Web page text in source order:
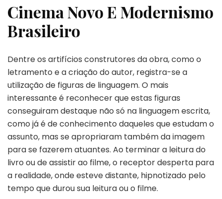
Cinema Novo E Modernismo
Brasileiro
Dentre os artifícios construtores da obra, como o
letramento e a criação do autor, registra-se a
utilização de figuras de linguagem. O mais
interessante é reconhecer que estas figuras
conseguiram destaque não só na linguagem escrita,
como já é de conhecimento daqueles que estudam o
assunto, mas se apropriaram também da imagem
para se fazerem atuantes. Ao terminar a leitura do
livro ou de assistir ao filme, o receptor desperta para
a realidade, onde esteve distante, hipnotizado pelo
tempo que durou sua leitura ou o filme.